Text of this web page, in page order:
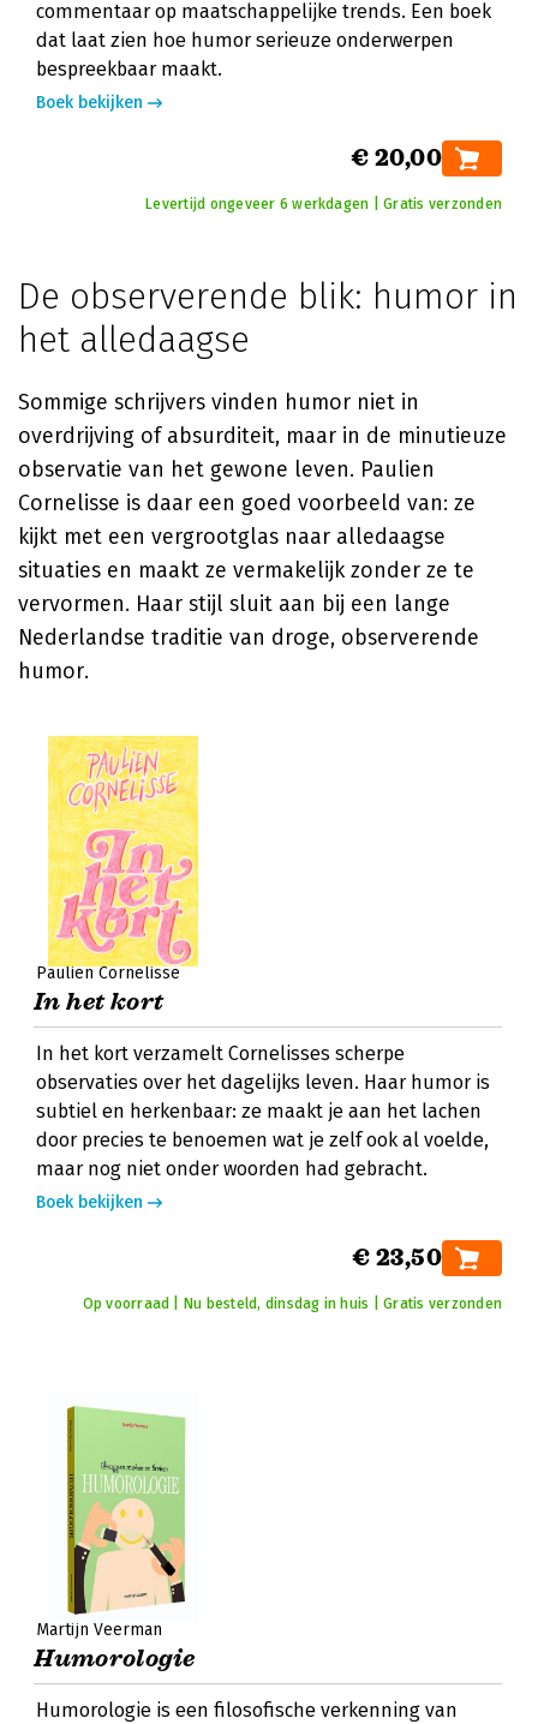
commentaar op maatschappelijke trends. Een boek
dat laat zien hoe humor serieuze onderwerpen
bespreekbaar maakt.
Boek bekijken
€ 20,00
Levertijd ongeveer 6 werkdagen | Gratis verzonden
De observerende blik: humor in
het alledaagse
Sommige schrijvers vinden humor niet in
overdrijving of absurditeit, maar in de minutieuze
observatie van het gewone leven. Paulien
Cornelisse is daar een goed voorbeeld van: ze
kijkt met een vergrootglas naar alledaagse
situaties en maakt ze vermakelijk zonder ze te
vervormen. Haar stijl sluit aan bij een lange
Nederlandse traditie van droge, observerende
humor.
Paulien Cornelisse
In het kort
In het kort verzamelt Cornelisses scherpe
observaties over het dagelijks leven. Haar humor is
subtiel en herkenbaar: ze maakt je aan het lachen
door precies te benoemen wat je zelf ook al voelde,
maar nog niet onder woorden had gebracht.
Boek bekijken
€ 23,50
Op voorraad | Nu besteld, dinsdag in huis | Gratis verzonden
Martijn Veerman
Humorologie
Humorologie is een filosofische verkenning van